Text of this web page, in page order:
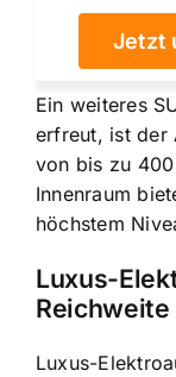
Jetzt
Ein weiteres
erfreut, ist der
von bis zu
Innenraum
höchstem
Luxus-
Reichweite
Luxus-